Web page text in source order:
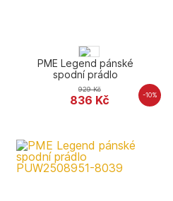
PME Legend pánské
spodní prádlo
PUW2508950-5281
836 Kč
929Kč
-10%